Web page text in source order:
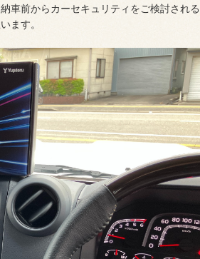
車前からカーセキュリティをご検討される
ます。